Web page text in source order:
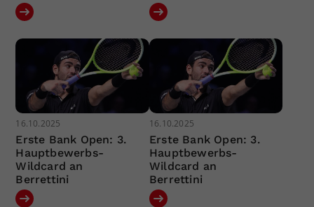
16.10.2025
Erste Bank Open: 3.
Hauptbewerbs-
Wildcard an
Berrettini
16.10.2025
Erste Bank Open: 3.
Hauptbewerbs-
Wildcard an
Berrettini